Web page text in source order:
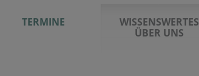
TERMINE
WISSENSWERTES
ÜBER UNS